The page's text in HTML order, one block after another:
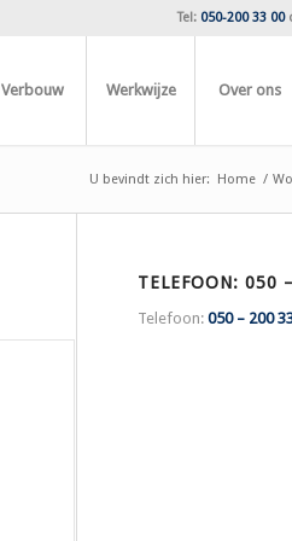
Tel: 050-200 33 00
Verbouw Werkwijze Over ons
U bevindt zich hier: Home /
TELEFOON: 050
Telefoon:050 – 200